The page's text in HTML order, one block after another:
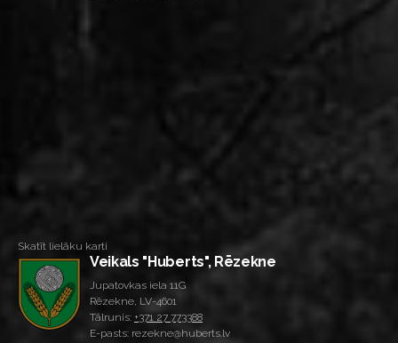
Skatīt lielāku karti
Veikals "Huberts", Rēzekne
Jupatovkas iela 11G
Rēzekne, LV-4601
Tālrunis: +371 27 773388
E-pasts: rezekne@huberts.lv